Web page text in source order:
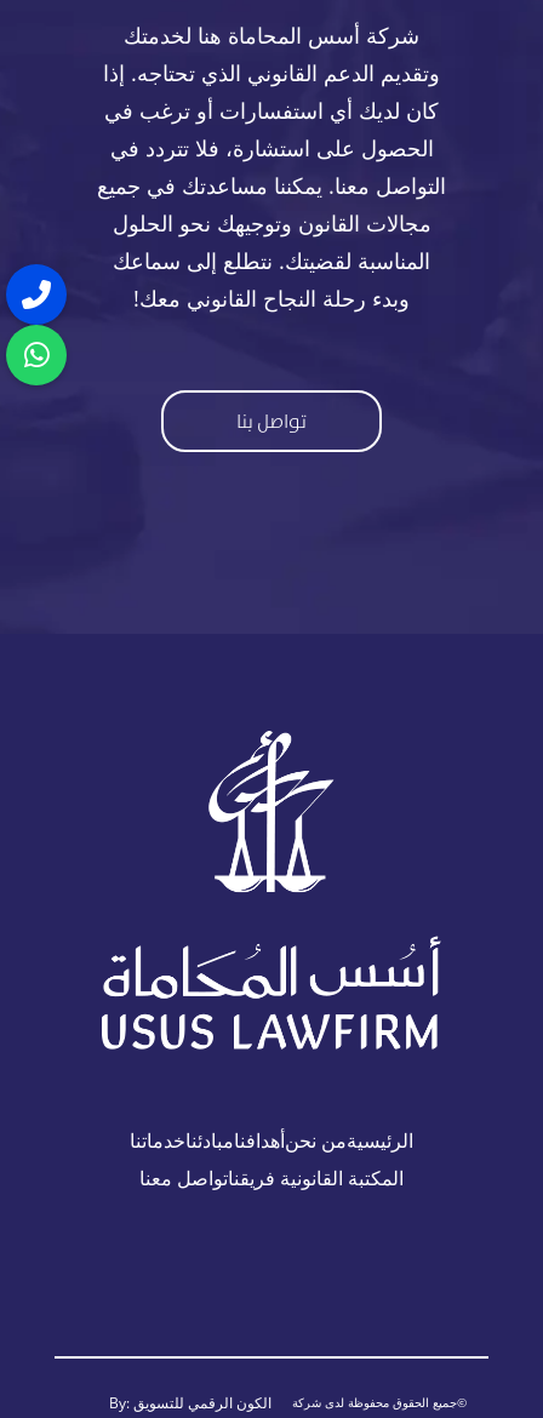
شركة أسس المحاماة هنا لخدمتك
وتقديم الدعم القانوني الذي تحتاجه. إذا
كان لديك أي استفسارات أو ترغب في
الحصول على استشارة، فلا تتردد في
التواصل معنا. يمكننا مساعدتك في جميع
مجالات القانون وتوجيهك نحو الحلول
المناسبة لقضيتك. نتطلع إلى سماعك
وبدء رحلة النجاح القانوني معك!
تواصل بنا
الرئيسيةمن نحنأهدافنامبادئناخدماتنا
المكتبة القانونية فريقناتواصل معنا
By:الكون الرقمي للتسويق ©جميع الحقوق محفوظة لدى شركة